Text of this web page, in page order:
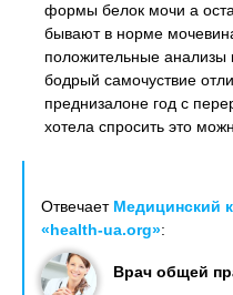
формы белок мочи а
бывают в норме
положительные
бодрый самочуствие
преднизалоне год с
хотела спросить это
Отвечает Медицинский
«health-ua.org»:
Врач общей